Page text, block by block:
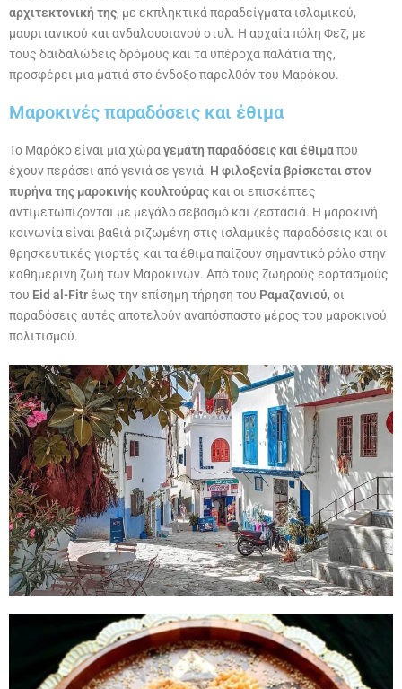
αρχιτεκτονική της, με εκπληκτικά παραδείγματα ισλαμικού,
μαυριτανικού και ανδαλουσιανού στυλ. Η αρχαία πόλη Φεζ, με
τους δαιδαλώδεις δρόμους και τα υπέροχα παλάτια της,
προσφέρει μια ματιά στο ένδοξο παρελθόν του Μαρόκου.
Μαροκινές παραδόσεις και έθιμα
Το Μαρόκο είναι μια χώρα γεμάτη παραδόσεις και έθιμαπου
έχουν περάσει από γενιά σε γενιά. Η φιλοξενία βρίσκεται στον
πυρήνα της μαροκινής κουλτούρας και οι επισκέπτες
αντιμετωπίζονται με μεγάλο σεβασμό και ζεστασιά. Η μαροκινή
κοινωνία είναι βαθιά ριζωμένη στις ισλαμικές παραδόσεις και οι
θρησκευτικές γιορτές και τα έθιμα παίζουν σημαντικό ρόλο στην
καθημερινή ζωή των Μαροκινών. Από τους ζωηρούς εορτασμούς
του Eid al-Fitrέως την επίσημη τήρηση του Ραμαζανιού, οι
παραδόσεις αυτές αποτελούν αναπόσπαστο μέρος του μαροκινού
πολιτισμού.